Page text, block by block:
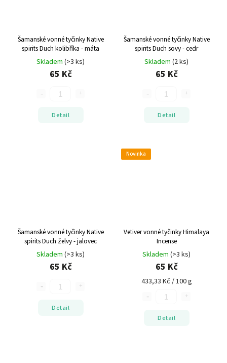
Šamanské vonné tyčinky Native
spirits Duch kolibříka - máta
Skladem (>3 ks)
65 Kč
Detail
Šamanské vonné tyčinky Native
spirits Duch sovy - cedr
Skladem (2 ks)
65 Kč
Detail
Šamanské vonné tyčinky Native
spirits Duch želvy - jalovec
Skladem (>3 ks)
65 Kč
Detail
Novinka
Vetiver vonné tyčinky Himalaya
Incense
Skladem (>3 ks)
65 Kč
433,33 Kč / 100 g
Detail